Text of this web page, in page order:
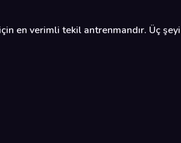
en verimli tekil antrenmandır. Üç şeyi